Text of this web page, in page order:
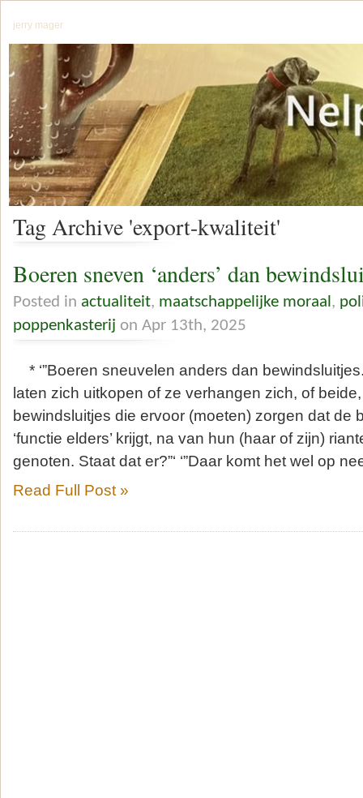
jerry mager
Tag Archive 'export-kwaliteit'
Boeren sneven ‘anders’ dan
Posted in actualiteit, maatschappelijke moraal ,
poppenkasterij on Apr 13th, 2025
* ‘”Boeren sneuvelen anders dan
laten zich uitkopen of ze verhangen zich, of
bewindsluitjes die ervoor (moeten) zorgen dat de
‘functie elders’ krijgt, na van hun (haar of zijn)
genoten. Staat dat er?”‘ ‘”Daar komt het wel op
Read Full Post »